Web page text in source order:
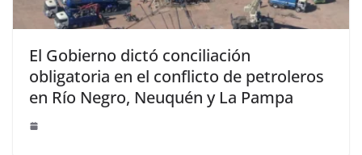
El Gobierno dictó conciliación
obligatoria en el conflicto de petroleros
en Río Negro, Neuquén y La Pampa